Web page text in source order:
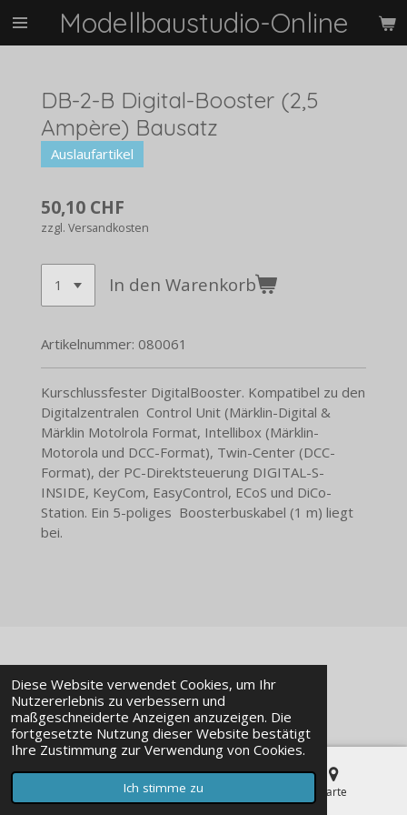
Diese Website verwendet Cookies, um Ihr
Nutzererlebnis zu verbessern und
maßgeschneiderte Anzeigen anzuzeigen. Die
fortgesetzte Nutzung dieser Website bestätigt
Ihre Zustimmung zur Verwendung von Cookies.
Ich stimme zu
Zum
HauptinhaltModellbaustudio-Online
DB-2-B Digital-Booster (2,5
Ampère) Bausatz
Auslaufartikel
50,10 CHF
zzgl. Versandkosten
In den Warenkorb
Artikelnummer: 080061
Kurschlussfester DigitalBooster. Kompatibel zu den
Digitalzentralen Control Unit (Märklin-Digital &
Märklin Motolrola Format, Intellibox (Märklin-
Motorola und DCC-Format), Twin-Center (DCC-
Format), der PC-Direktsteuerung DIGITAL-S-
INSIDE, KeyCom, EasyControl, ECoS und DiCo-
Station. Ein 5-poliges Boosterbuskabel (1 m) liegt
bei.
© 2023 - 2026 Modellbaustudio-Online
Mit Unterstützung vonWebador
Telefon Karte